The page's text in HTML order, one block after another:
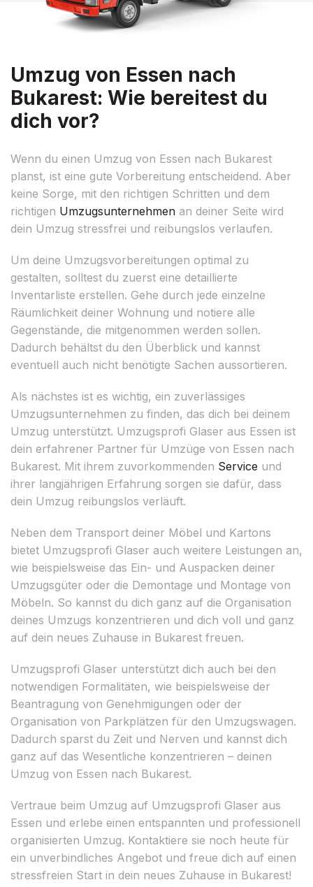
Umzug von Essen nach
Bukarest: Wie bereitest du
dich vor?
Wenn du einen Umzug von Essen nach Bukarest
planst, ist eine gute Vorbereitung entscheidend. Aber
keine Sorge, mit den richtigen Schritten und dem
richtigen Umzugsunternehmen an deiner Seite wird
dein Umzug stressfrei und reibungslos verlaufen.
Um deine Umzugsvorbereitungen optimal zu
gestalten, solltest du zuerst eine detaillierte
Inventarliste erstellen. Gehe durch jede einzelne
Räumlichkeit deiner Wohnung und notiere alle
Gegenstände, die mitgenommen werden sollen.
Dadurch behältst du den Überblick und kannst
eventuell auch nicht benötigte Sachen aussortieren.
Als nächstes ist es wichtig, ein zuverlässiges
Umzugsunternehmen zu finden, das dich bei deinem
Umzug unterstützt. Umzugsprofi Glaser aus Essen ist
dein erfahrener Partner für Umzüge von Essen nach
Bukarest. Mit ihrem zuvorkommenden Service und
ihrer langjährigen Erfahrung sorgen sie dafür, dass
dein Umzug reibungslos verläuft.
Neben dem Transport deiner Möbel und Kartons
bietet Umzugsprofi Glaser auch weitere Leistungen an,
wie beispielsweise das Ein- und Auspacken deiner
Umzugsgüter oder die Demontage und Montage von
Möbeln. So kannst du dich ganz auf die Organisation
deines Umzugs konzentrieren und dich voll und ganz
auf dein neues Zuhause in Bukarest freuen.
Umzugsprofi Glaser unterstützt dich auch bei den
notwendigen Formalitäten, wie beispielsweise der
Beantragung von Genehmigungen oder der
Organisation von Parkplätzen für den Umzugswagen.
Dadurch sparst du Zeit und Nerven und kannst dich
ganz auf das Wesentliche konzentrieren – deinen
Umzug von Essen nach Bukarest.
Vertraue beim Umzug auf Umzugsprofi Glaser aus
Essen und erlebe einen entspannten und professionell
organisierten Umzug. Kontaktiere sie noch heute für
ein unverbindliches Angebot und freue dich auf einen
stressfreien Start in dein neues Zuhause in Bukarest!